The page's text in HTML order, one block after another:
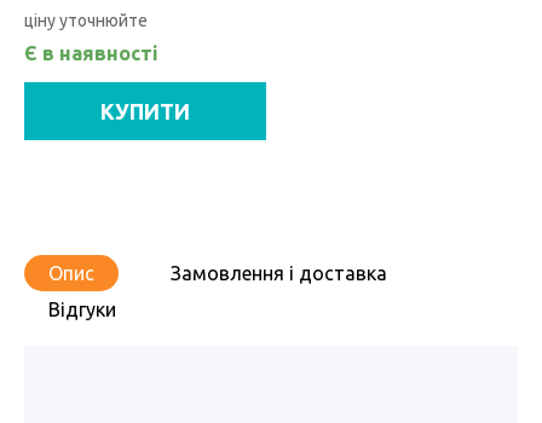
ціну уточнюйте
Є в наявності
КУПИТИ
Опис
Замовлення і доставка
Відгуки